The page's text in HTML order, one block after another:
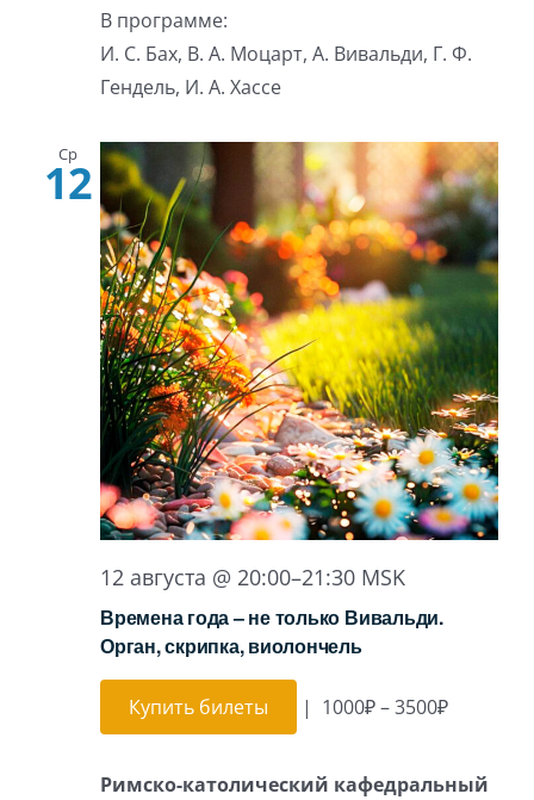
В программе:
И. С. Бах, В. А. Моцарт, А. Вивальди, Г. Ф.
Гендель, И. А. Хассе
Ср
12
12 августа @ 20:00–21:30 MSK
Времена года – не только Вивальди.
Орган, скрипка, виолончель
Купить билеты | 1000₽ – 3500₽
Римско-католический кафедральный